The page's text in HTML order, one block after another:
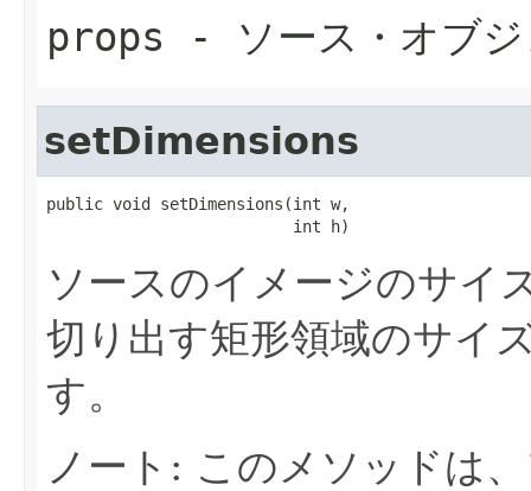
props - ソース・オブジ
setDimensions
public void setDimensions(int w,
                          int h)
ソースのイメージのサイ
切り出す矩形領域のサ
す。
ノート: このメソッドは